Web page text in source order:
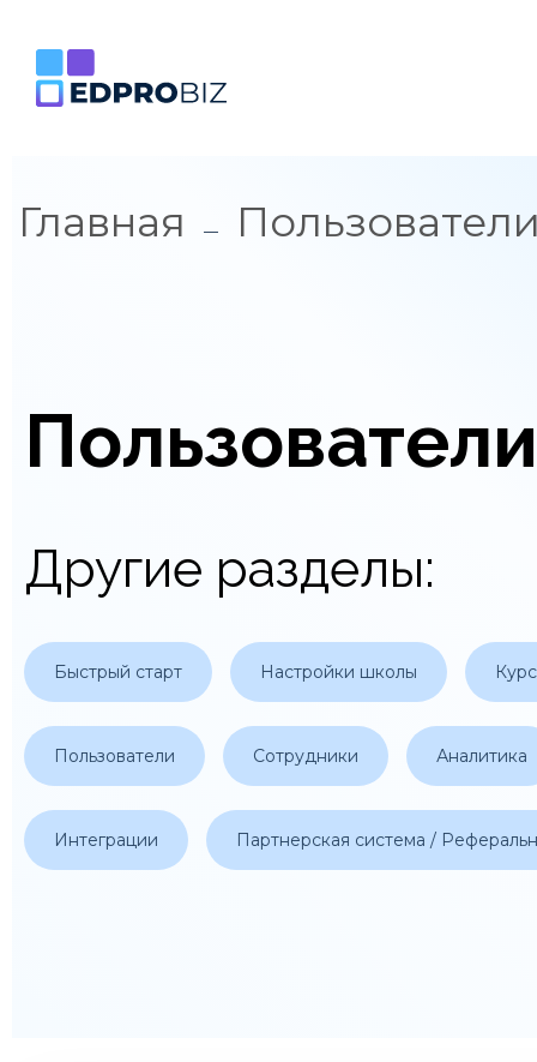
Главная
Пользователи
Другие разделы:
Быстрый старт Настройки школы
Пользователи Сотрудники Аналитика
Интеграции Партнерская система /